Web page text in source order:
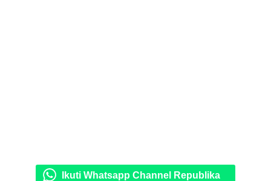
Ikuti Whatsapp Channel Republika